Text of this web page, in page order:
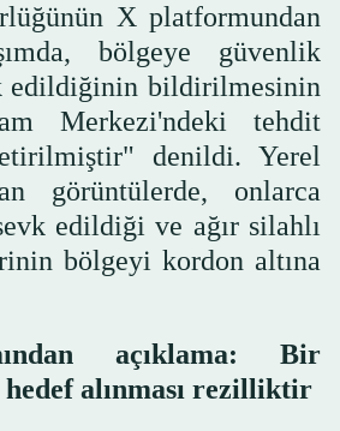
X platformundan
bölgeye güvenlik
edildiğinin bildirilmesinin
Merkezi'ndeki tehdit
denildi. Yerel
görüntülerde, onlarca
edildiği ve ağır silahlı
bölgeyi kordon altına
açıklama: Bir
alınması rezilliktir